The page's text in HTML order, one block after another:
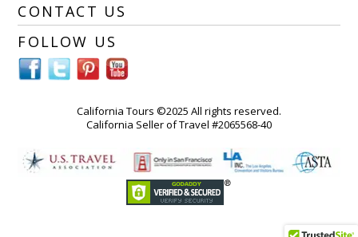
CONTACT US
FOLLOW US
California Tours ©2025 All rights reserved.
California Seller of Travel #2065568-40